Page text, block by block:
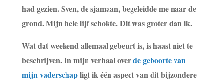
had gezien. Sven, de sjamaan, begeleidde me naar de
grond. Mijn hele lijf schokte. Dit was groter dan ik.
Wat dat weekend allemaal gebeurt is, is haast niet te
beschrijven. In mijn verhaal overde geboorte van
mijn vaderschapligt ik één aspect van dit bijzondere